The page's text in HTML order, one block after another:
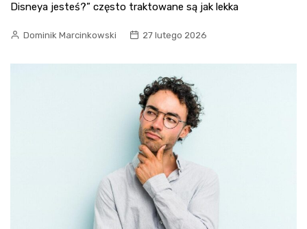
Disneya jesteś?” często traktowane są jak lekka
Dominik Marcinkowski 27 lutego 2026